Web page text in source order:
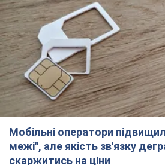
Мобільні оператори
межі", але якість зв'язку
скаржитись на ціни